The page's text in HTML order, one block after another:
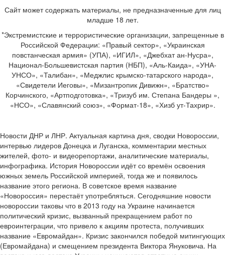
Сайт может содержать материалы, не предназначенные для лиц
младше 18 лет.
*Экстремистские и террористические организации, запрещенные в
Российской Федерации: «Правый сектор», «Украинская
повстанческая армия» (УПА), «ИГИЛ», «Джебхат ан-Нусра»,
Национал-Большевистская партия (НБП), «Аль-Каида», «УНА-
УНСО», «Талибан», «Меджлис крымско-татарского народа»,
«Свидетели Иеговы», «Мизантропик Дивижн», «Братство»
Корчинского, «Артподготовка», «Тризуб им. Степана Бандеры »,
«НСО», «Славянский союз», «Формат-18», «Хизб ут-Тахрир».
Новости ДНР и ЛНР. Актуальная картина дня, сводки Новороссии,
интервью лидеров Донецка и Луганска, комментарии местных
жителей, фото- и видеорепортажи, аналитические материалы,
инфографика. История Новороссии идёт со времён освоения
южных земель Российской империей, тогда же и появилось
название этого региона. В советское время название
«Новороссия» перестаёт употребляться. Сегодняшние новости
новороссии таковы что в 2013 году на Украине начинается
политический кризис, вызванный прекращением работ по
евроинтеграции, что привело к акциям протеста, получивших
название «Евромайдан». Кризис закончился победой митингующих
(Евромайдана) и смещением президента Виктора Януковича. На